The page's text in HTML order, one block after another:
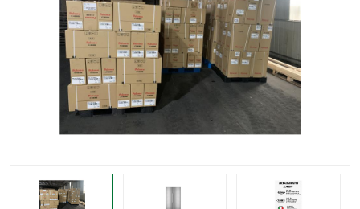
家用电器报关 机床进口清关
国际灯具清关